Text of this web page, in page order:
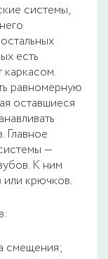
системы,
есть
каркасом.
равномерную
оставшиеся
Главное
—
К ним
крючков.
смещения;